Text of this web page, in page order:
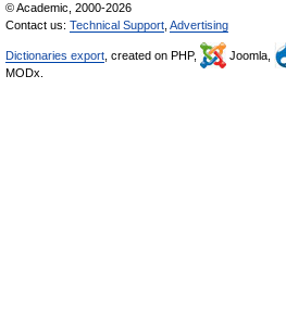
© Academic, 2000-2026
Contact us: Technical Support Advertising
Dictionaries export , created on PHP, Joomla,
MODx.